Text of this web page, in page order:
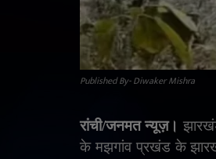
Published By- Diwaker Mishra
रांची/जनमत न्यूज़।
के मझगांव प्रखंड के